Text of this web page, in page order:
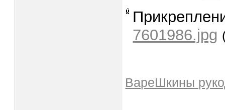
7601986.jpg
ВареШкины